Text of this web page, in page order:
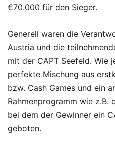
€70.000 für den Sieger.
Generell waren die
Austria und die
mit der CAPT Seefeld. Wie
perfekte Mischung aus
bzw. Cash Games und ein
Rahmenprogramm wie z.B.
bei dem der Gewinner ein
geboten.